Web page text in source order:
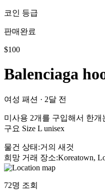
코인 등급
판매완료
$100
Balenciaga
여성 패션 · 2달 전
미사용 2개를 구입해서 한
구요 Size L unisex
물건 상태 :거의 새것
희망 거래 장소:Koreatown,
72명 조회